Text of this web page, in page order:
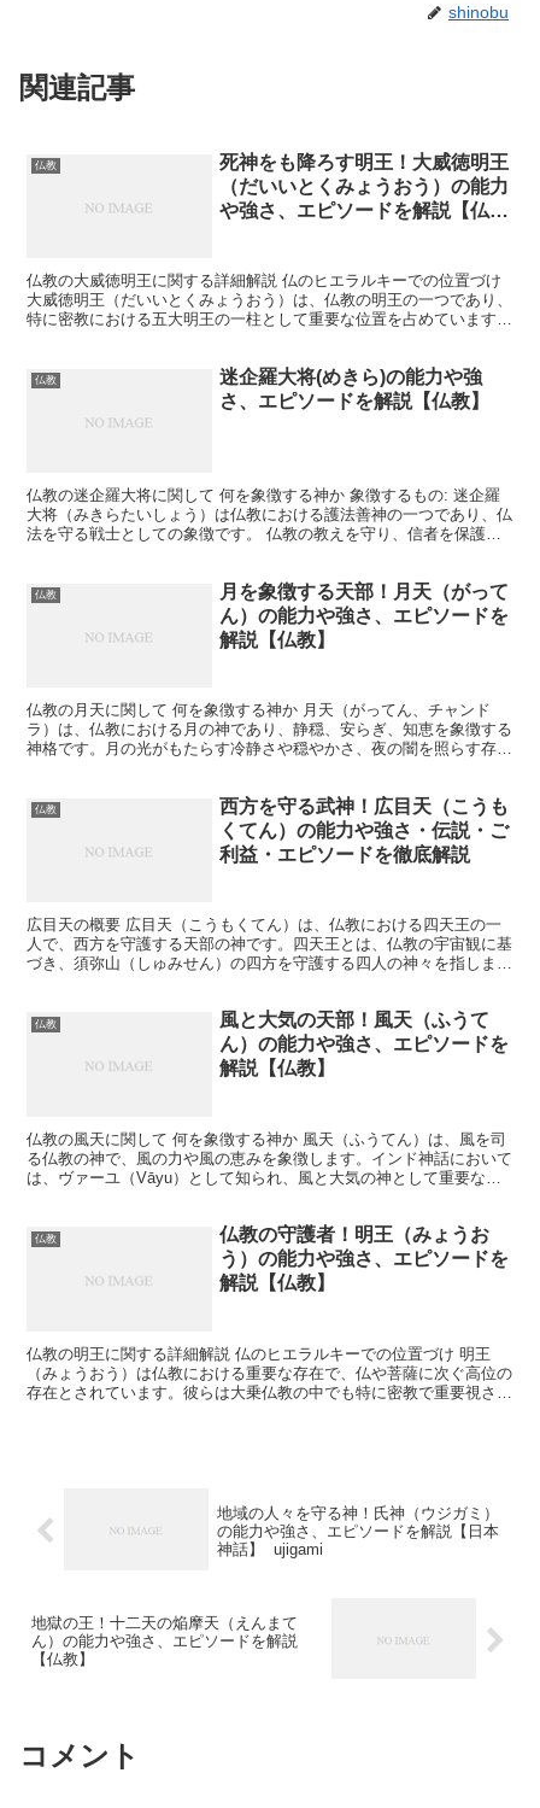
shinobu
関連記事
仏教
死神をも降ろす明王！大威徳明王
（だいいとくみょうおう）の能力
や強さ、エピソードを解説【仏
仏教の大威徳明王に関する詳細解説 仏のヒエラルキーでの位置づけ
大威徳明王（だいいとくみょうおう）は、仏教の明王の一つであり、
特に密教における五大明王の一柱として重要な位置を占めています。
仏教
迷企羅大将(めきら)の能力や強
さ、エピソードを解説【仏教】
仏教の迷企羅大将に関して 何を象徴する神か 象徴するもの: 迷企羅
大将（みきらたいしょう）は仏教における護法善神の一つであり、仏
法を守る戦士としての象徴です。 仏教の教えを守り、信者を保護す
仏教
月を象徴する天部！月天（がって
ん）の能力や強さ、エピソードを
解説【仏教】
仏教の月天に関して 何を象徴する神か 月天（がってん、チャンド
ラ）は、仏教における月の神であり、静穏、安らぎ、知恵を象徴する
神格です。月の光がもたらす冷静さや穏やかさ、夜の闇を照らす存在
仏教
西方を守る武神！広目天（こうも
くてん）の能力や強さ・伝説・ご
利益・エピソードを徹底解説
広目天の概要 広目天（こうもくてん）は、仏教における四天王の一
人で、西方を守護する天部の神です。四天王とは、仏教の宇宙観に基
づき、須弥山（しゅみせん）の四方を守護する四人の神々を指しま
仏教
風と大気の天部！風天（ふうて
ん）の能力や強さ、エピソードを
解説【仏教】
仏教の風天に関して 何を象徴する神か 風天（ふうてん）は、風を司
る仏教の神で、風の力や風の恵みを象徴します。インド神話において
は、ヴァーユ（Vāyu）として知られ、風と大気の神として重要な役
仏教
仏教の守護者！明王（みょうお
う）の能力や強さ、エピソードを
解説【仏教】
仏教の明王に関する詳細解説 仏のヒエラルキーでの位置づけ 明王
（みょうおう）は仏教における重要な存在で、仏や菩薩に次ぐ高位の
存在とされています。彼らは大乗仏教の中でも特に密教で重要視さ
地域の人々を守る神！氏神（ウジガミ）
の能力や強さ、エピソードを解説【日本
神話】 ujigami
地獄の王！十二天の焔摩天（えんまて
ん）の能力や強さ、エピソードを解説
【仏教】
コメント